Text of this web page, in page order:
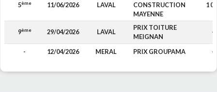
5ème 11/06/2026 LAVAL
CONSTRUCTION
MAYENNE
1
9ème 29/04/2026 LAVAL
PRIX TOITURE
MEIGNAN
-
- 12/04/2026 MERAL PRIX GROUPAMA -